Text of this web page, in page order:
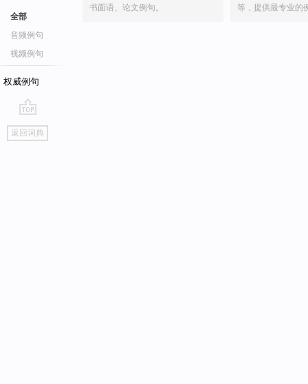
全部
音频例句
视频例句
权威例句
go
top
返回词典
书面语、论文例句。
等，提供最专业的